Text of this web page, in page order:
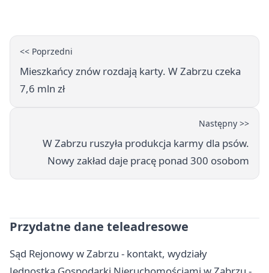
<< Poprzedni
Mieszkańcy znów rozdają karty. W Zabrzu czeka
7,6 mln zł
Następny >>
W Zabrzu ruszyła produkcja karmy dla psów.
Nowy zakład daje pracę ponad 300 osobom
Przydatne dane teleadresowe
Sąd Rejonowy w Zabrzu - kontakt, wydziały